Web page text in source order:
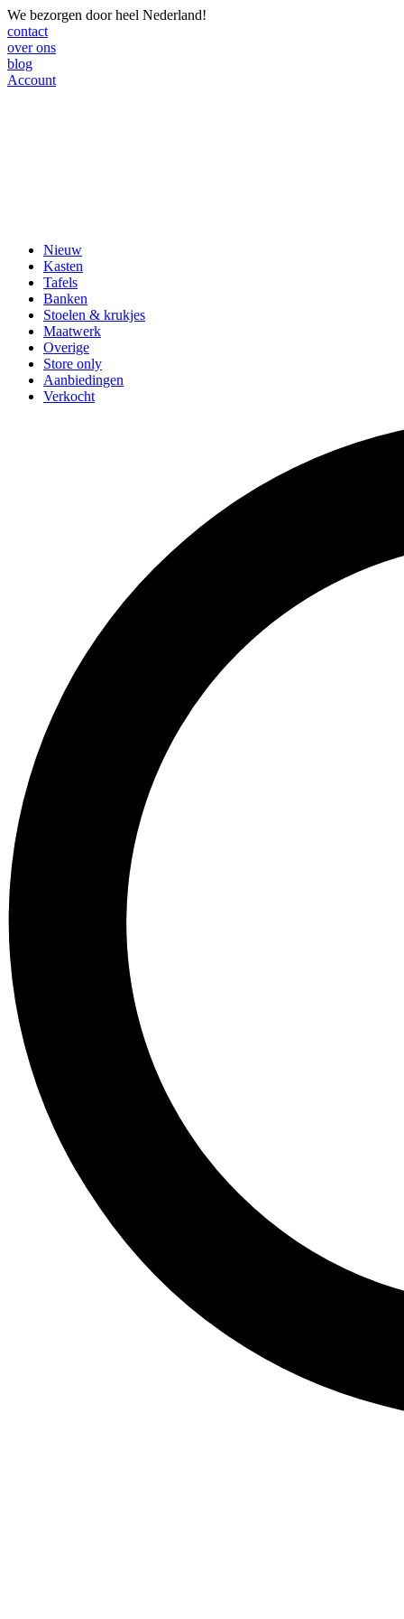
We bezorgen door heel Nederland!
contact
over ons
blog
Account
Nieuw
Kasten
Tafels
Banken
Stoelen & krukjes
Maatwerk
Overige
Store only
Aanbiedingen
Verkocht